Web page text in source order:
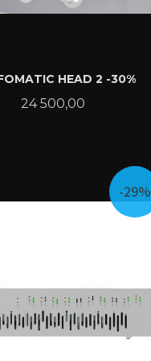
HEAD 2 -30%
Pris
24 500,00
-29%